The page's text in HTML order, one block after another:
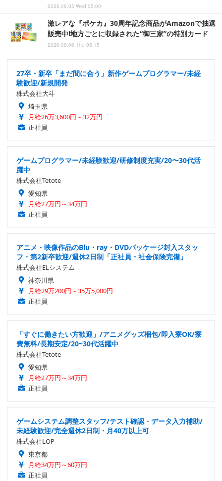
2026.08.05 Wed 05:00
激レアな『ポケカ』30周年記念商品がAmazonで抽選
販売中!地方ごとに収録された“御三家”の特別カード
2026.08.06 Thu 05:15
27卒・新卒「まだ間に合う」新作ゲームプログラマー/未経
験歓迎/新規開発
株式会社大斗
埼玉県
月給26万3,600円～32万円
正社員
ゲームプログラマー/未経験歓迎/研修制度充実/20〜30代活
躍中
株式会社Tetote
愛知県
月給27万円～34万円
正社員
アニメ・映像作品のBlu・ray・DVDパッケージ封入スタッ
フ・第2新卒歓迎/週休2日制「正社員・社会保険完備」
株式会社ELシステム
神奈川県
月給29万200円～35万5,000円
正社員
「すぐに働きたい方歓迎」/アニメグッズ梱包/即入寮OK/寮
費無料/長期安定/20~30代活躍中
株式会社Tetote
愛知県
月給27万円～34万円
正社員
ゲームシステム調整スタッフ/テスト確認・データ入力補助/
未経験歓迎/完全週休2日制・月40万以上可
株式会社LOP
東京都
月給34万円～60万円
正社員